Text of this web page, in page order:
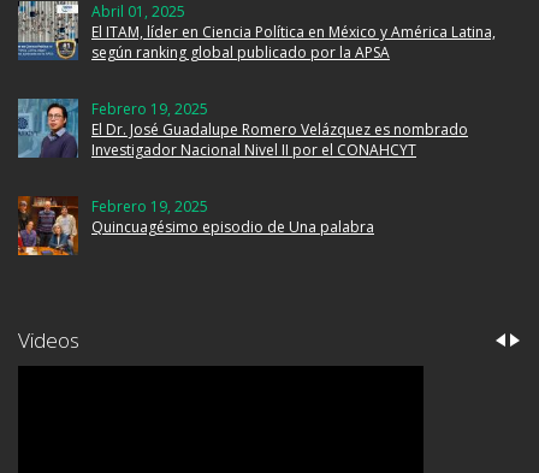
Abril 01, 2025
El ITAM, líder en Ciencia Política en México y América Latina,
según ranking global publicado por la APSA
Febrero 19, 2025
El Dr. José Guadalupe Romero Velázquez es nombrado
Investigador Nacional Nivel II por el CONAHCYT
Febrero 19, 2025
Quincuagésimo episodio de Una palabra
Videos